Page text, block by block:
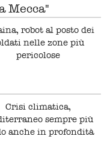
Mecca"
robot al posto dei
nelle zone più
pericolose
Crisi climatica,
sempre più
anche in profondità